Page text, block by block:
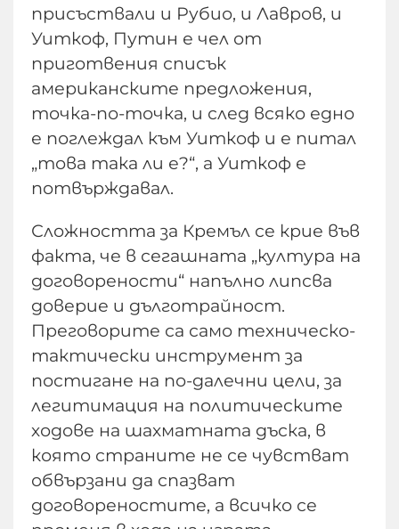
присъствали и Рубио, и Лавров, и
Уиткоф, Путин е чел от
приготвения списък
американските предложения,
точка-по-точка, и след всяко едно
е поглеждал към Уиткоф и е питал
„това така ли е?“, а Уиткоф е
потвърждавал.
Сложността за Кремъл се крие във
факта, че в сегашната „култура на
договорености“ напълно липсва
доверие и дълготрайност.
Преговорите са само техническо-
тактически инструмент за
постигане на по-далечни цели, за
легитимация на политическите
ходове на шахматната дъска, в
която страните не се чувстват
обвързани да спазват
договореностите, а всичко се